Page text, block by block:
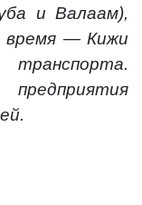
и Валаам),
время — Кижи